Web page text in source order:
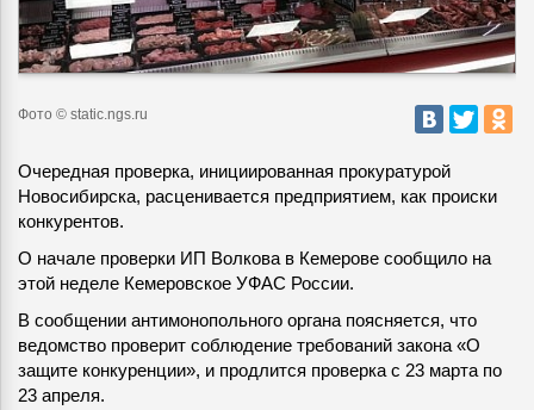
Фото © static.ngs.ru
Очередная проверка, инициированная прокуратурой
Новосибирска, расценивается предприятием, как происки
конкурентов.
О начале проверки ИП Волкова в Кемерове сообщило на
этой неделе Кемеровское УФАС России.
В сообщении антимонопольного органа поясняется, что
ведомство проверит соблюдение требований закона «О
защите конкуренции», и продлится проверка с 23 марта по
23 апреля.